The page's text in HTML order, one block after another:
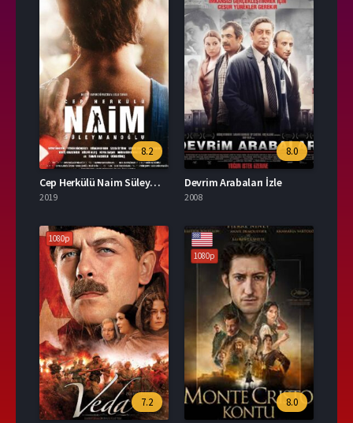
8.2
Cep Herkülü Naim Süleymanoğlu İzle
2019
8.0
Devrim Arabaları İzle
2008
1080p
7.2
1080p
8.0